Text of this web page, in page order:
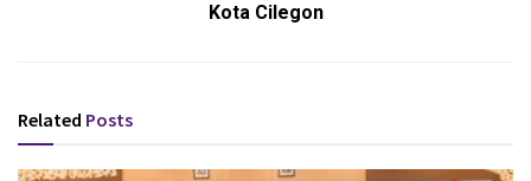
Kota Cilegon
Related Posts